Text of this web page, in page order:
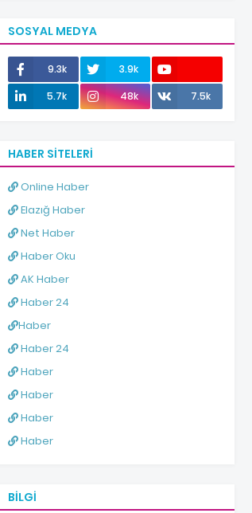
SOSYAL MEDYA
9.3k
3.9k
12.0k
5.7k 48k 7.5k
HABER SITELERI
Online Haber
Elazığ Haber
Net Haber
Haber Oku
AK Haber
Haber 24
Haber
Haber 24
Haber
Haber
Haber
Haber
BILGI